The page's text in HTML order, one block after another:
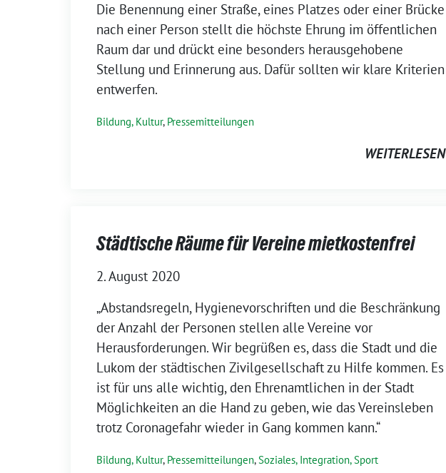
Die Benennung einer Straße, eines Platzes oder einer Brücke
nach einer Person stellt die höchste Ehrung im öffentlichen
Raum dar und drückt eine besonders herausgehobene
Stellung und Erinnerung aus. Dafür sollten wir klare Kriterien
entwerfen.
Bildung, Kultur, Pressemitteilungen
WEITERLESEN
Städtische Räume für Vereine mietkostenfrei
2. August 2020
„Abstandsregeln, Hygienevorschriften und die Beschränkung
der Anzahl der Personen stellen alle Vereine vor
Herausforderungen. Wir begrüßen es, dass die Stadt und die
Lukom der städtischen Zivilgesellschaft zu Hilfe kommen. Es
ist für uns alle wichtig, den Ehrenamtlichen in der Stadt
Möglichkeiten an die Hand zu geben, wie das Vereinsleben
trotz Coronagefahr wieder in Gang kommen kann.“
Bildung, Kultur, Pressemitteilungen,Soziales, Integration, Sport